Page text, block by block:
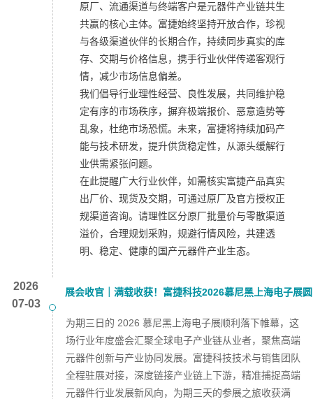
原厂、流通渠道与终端客户是元器件产业链共生
共赢的核心主体。富捷始终坚持开放合作，珍视
与各级渠道伙伴的长期合作，持续同步真实的库
存、交期与价格信息，携手行业伙伴传递客观行
情，减少市场信息偏差。
我们倡导行业理性经营、良性发展，共同维护稳
定有序的市场秩序，摒弃极端报价、恶意造势等
乱象，杜绝市场恐慌。未来，富捷将持续加码产
能与技术研发，提升供货稳定性，从源头缓解行
业供需紧张问题。
在此提醒广大行业伙伴，如需核实富捷产品真实
出厂价、现货及交期，可通过原厂及官方授权正
规渠道咨询。请理性区分原厂批量价与零散渠道
溢价，合理规划采购，规避行情风险，共建透
明、稳定、健康的国产元器件产业生态。
2026
07-03
展会收官｜满载收获！富捷科技2026慕尼黑上海电子展圆
为期三日的 2026 慕尼黑上海电子展顺利落下帷幕，这
场行业年度盛会汇聚全球电子产业链从业者，聚焦高端
元器件创新与产业协同发展。富捷科技技术与销售团队
全程驻展对接，深度链接产业链上下游，精准捕捉高端
元器件行业发展新风向，为期三天的参展之旅收获满